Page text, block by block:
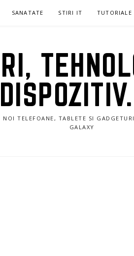
SANATATE STIRI IT TUTORIALE
TELEFOANE, TABLETE SI
GALAXY